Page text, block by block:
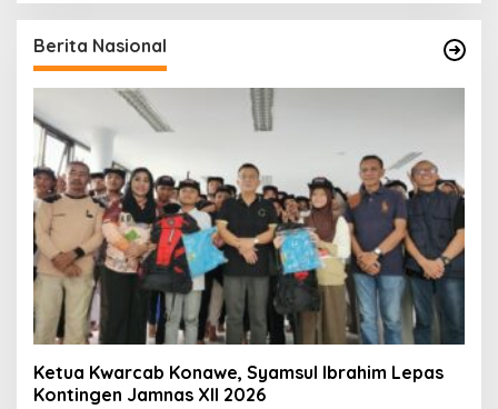
Berita Nasional
Ketua Kwarcab Konawe, Syamsul Ibrahim Lepas
Kontingen Jamnas XII 2026